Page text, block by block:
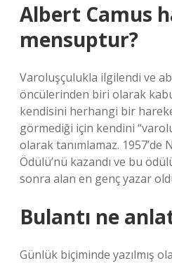
Albert Camus
mensuptur?
Varoluşçulukla ilgilendi ve
öncülerinden biri olarak
kendisini herhangi bir
görmediği için kendini
olarak tanımlamaz. 1957’de
Ödülü’nü kazandı ve bu
sonra alan en genç yazar
Bulantı ne
Günlük biçiminde yazılmış